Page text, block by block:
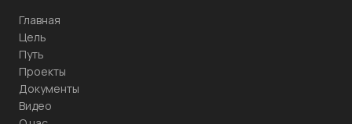
Главная
Цель
Путь
Проекты
Документы
Видео